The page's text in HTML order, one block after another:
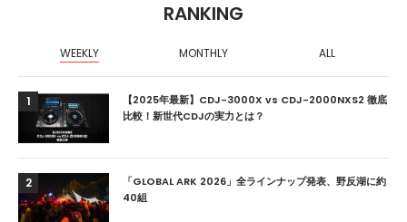
RANKING
WEEKLY MONTHLY ALL
1
【2025年最新】CDJ-3000X vs CDJ-2000NXS2 徹底
比較！新世代CDJの実力とは？
2
「GLOBAL ARK 2026」全ラインナップ発表、野反湖に約
40組